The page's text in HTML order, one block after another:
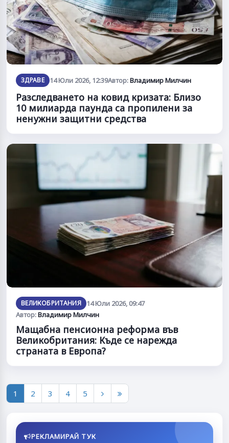
ЗДРАВЕ 14 Юли 2026, 12:39Автор:Владимир Милчин
Разследването на ковид кризата: Близо
10 милиарда паунда са пропилени за
ненужни защитни средства
ВЕЛИКОБРИТАНИЯ
14 Юли 2026, 09:47
Автор:Владимир Милчин
Мащабна пенсионна реформа във
Великобритания: Къде се нарежда
страната в Европа?
1 2 3 4 5
РЕКЛАМИРАЙ ТУК